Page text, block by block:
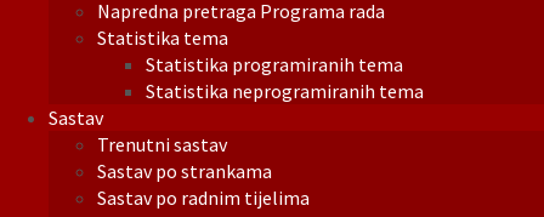
Napredna pretraga Programa rada
Statistika tema
Statistika programiranih tema
Statistika neprogramiranih tema
Sastav
Trenutni sastav
Sastav po strankama
Sastav po radnim tijelima